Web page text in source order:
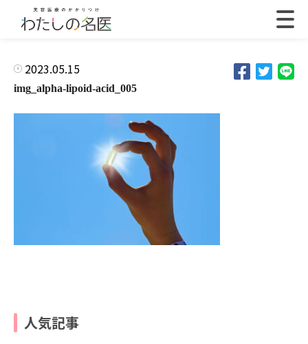
2023.05.15
img_alpha-lipoid-acid_005
人気記事